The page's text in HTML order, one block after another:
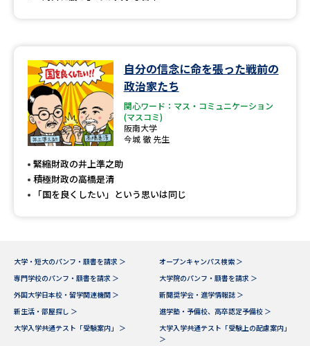
データサイエンス特集 奨学金・特待生制度特集
デジタルパンフレット 進路の３択
新学年スタート号特集ページ
（高3生用）
新学年スタート号特集ページ
（高2生用）
SELFBRAND特集ページ
来場型・Web型イベント特集 夢ナビライブ
自分の信念に命を張った戦前の
政治家たち
関心ワード：マス・コミュニケーション
(マスコミ)
阪南大学
今城 徹 先生
緊縮財政の井上準之助
積極財政の高橋是清
「国を良くしたい」という思いは同じ
大学・短大のパンフ・願書を請求 ＞
オープンキャンパス検索 ＞
専門学校のパンフ・願書を請求 ＞
大学院のパンフ・願書を請求 ＞
外国大学日本校・留学関連機関 ＞
新聞奨学会・進学情報誌 ＞
新生活・部屋探し ＞
進学塾・予備校、高卒認定予備校 ＞
大学入学共通テスト「受験案内」 ＞
大学入学共通テスト「受験上の配慮案内」
＞